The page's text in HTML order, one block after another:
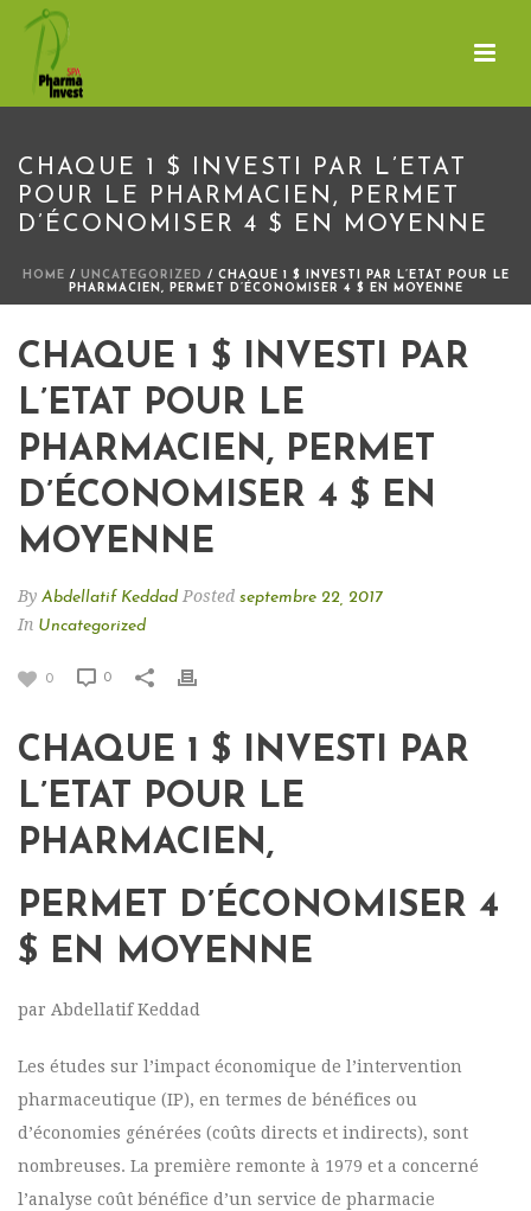
CHAQUE 1 $ INVESTI PAR L’ETAT
POUR LE PHARMACIEN, PERMET
D’ÉCONOMISER 4 $ EN MOYENNE
HOME / UNCATEGORIZED / CHAQUE 1 $ INVESTI PAR L’ETAT POUR LE
PHARMACIEN, PERMET D’ÉCONOMISER 4 $ EN MOYENNE
CHAQUE 1 $ INVESTI PAR
L’ETAT POUR LE
PHARMACIEN, PERMET
D’ÉCONOMISER 4 $ EN
MOYENNE
By Abdellatif Keddad Posted septembre 22, 2017
In Uncategorized
0 0
CHAQUE 1 $ INVESTI PAR
L’ETAT POUR LE
PHARMACIEN,
PERMET D’ÉCONOMISER 4
$ EN MOYENNE
par Abdellatif Keddad
Les études sur l’impact économique de l’intervention
pharmaceutique (IP), en termes de bénéfices ou
d’économies générées (coûts directs et indirects), sont
nombreuses. La première remonte à 1979 et a concerné
l’analyse coût bénéfice d’un service de pharmacie